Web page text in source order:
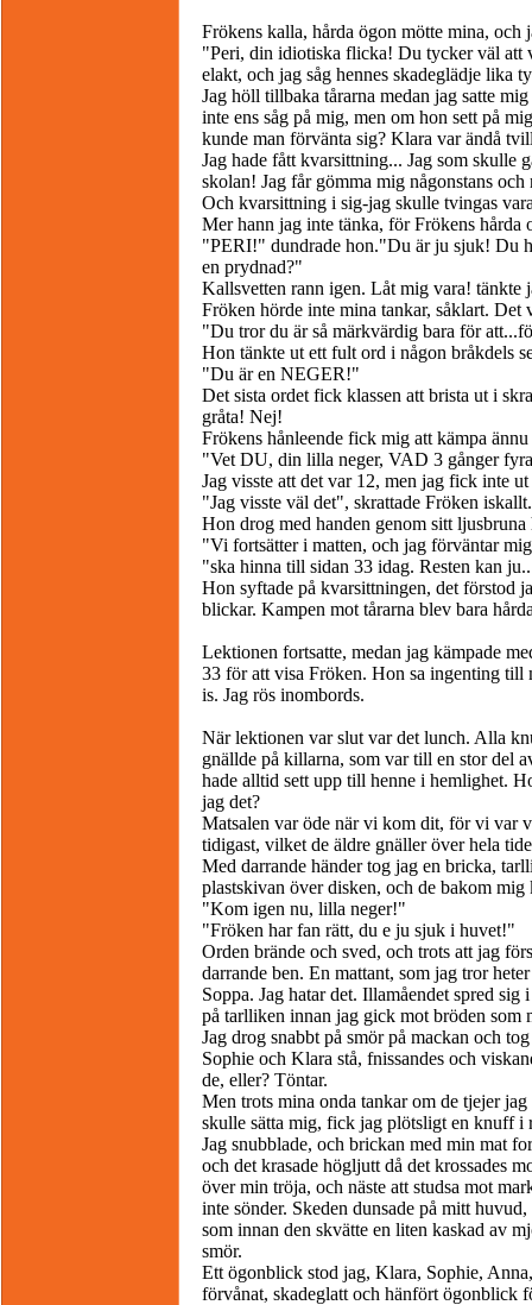
Frökens kalla, hårda ögon mötte mina,
"Peri, din idiotiska flicka! Du tycker väl att
elakt, och jag såg hennes skadeglädje lika
Jag höll tillbaka tårarna medan jag satte
inte ens såg på mig, men om hon sett på
kunde man förvänta sig? Klara var ändå
Jag hade fått kvarsittning... Jag som skulle
skolan! Jag får gömma mig någonstans och
Och kvarsittning i sig-jag skulle tvingas
Mer hann jag inte tänka, för Frökens hårda
"PERI!" dundrade hon."Du är ju sjuk! Du
en prydnad?"
Kallsvetten rann igen. Låt mig vara! tänkte
Fröken hörde inte mina tankar, såklart. Det
"Du tror du är så märkvärdig bara för
Hon tänkte ut ett fult ord i någon bråkdels
"Du är en NEGER!"
Det sista ordet fick klassen att brista ut i
gråta! Nej!
Frökens hånleende fick mig att kämpa
"Vet DU, din lilla neger, VAD 3 gånger
Jag visste att det var 12, men jag fick inte
"Jag visste väl det", skrattade Fröken iskallt.
Hon drog med handen genom sitt ljusbruna
"Vi fortsätter i matten, och jag förväntar
"ska hinna till sidan 33 idag. Resten kan
Hon syftade på kvarsittningen, det förstod
blickar. Kampen mot tårarna blev bara
Lektionen fortsatte, medan jag kämpade
33 för att visa Fröken. Hon sa ingenting
is. Jag rös inombords.
När lektionen var slut var det lunch. Alla
gnällde på killarna, som var till en stor del
hade alltid sett upp till henne i hemlighet.
jag det?
Matsalen var öde när vi kom dit, för vi var
tidigast, vilket de äldre gnäller över hela
Med darrande händer tog jag en bricka,
plastskivan över disken, och de bakom mig
"Kom igen nu, lilla neger!"
"Fröken har fan rätt, du e ju sjuk i huvet!"
Orden brände och sved, och trots att jag
darrande ben. En mattant, som jag tror
Soppa. Jag hatar det. Illamåendet spred
på tarlliken innan jag gick mot bröden
Jag drog snabbt på smör på mackan och
Sophie och Klara stå, fnissandes och
de, eller? Töntar.
Men trots mina onda tankar om de tjejer
skulle sätta mig, fick jag plötsligt en knuff i
Jag snubblade, och brickan med min mat
och det krasade högljutt då det krossades
över min tröja, och näste att studsa mot
inte sönder. Skeden dunsade på mitt
som innan den skvätte en liten kaskad av
smör.
Ett ögonblick stod jag, Klara, Sophie,
förvånat, skadeglatt och hänfört ögonblick